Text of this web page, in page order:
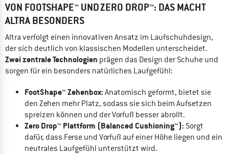
VON FOOTSHAPE™ UND ZERO DROP™: DAS MACHT
ALTRA BESONDERS
Altra verfolgt einen innovativen Ansatz im Laufschuhdesign,
der sich deutlich von klassischen Modellen unterscheidet.
Zwei zentrale Technologien prägen das Design der Schuhe und
sorgen für ein besonders natürliches Laufgefühl:
FootShape™ Zehenbox:Anatomisch geformt, bietet sie
den Zehen mehr Platz, sodass sie sich beim Aufsetzen
spreizen können und der Vorfuß besser abrollt.
Zero Drop™ Plattform (Balanced Cushioning™):Sorgt
dafür, dass Ferse und Vorfuß auf einer Höhe liegen und ein
neutrales Laufgefühl unterstützt wird.